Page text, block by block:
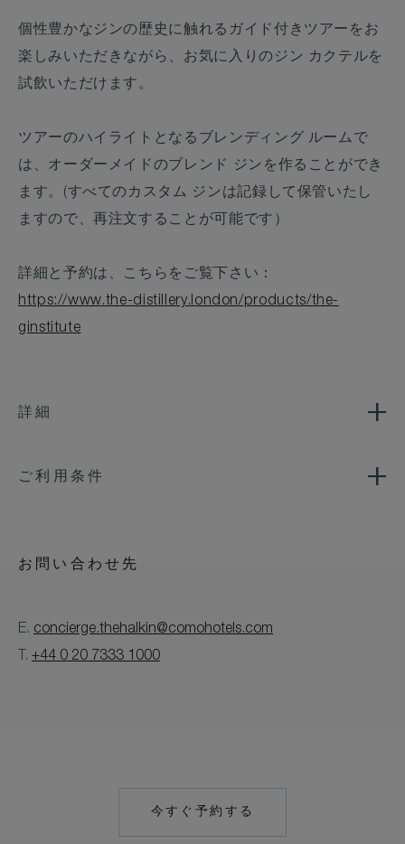
個性豊かなジンの歴史に触れるガイド付きツアーをお
楽しみいただきながら、お気に入りのジン カクテルを
試飲いただけます。
ツアーのハイライトとなるブレンディング ルームで
は、オーダーメイドのブレンド ジンを作ることができ
ます。(すべてのカスタム ジンは記録して保管いたし
ますので、再注文することが可能です）
詳細と予約は、こちらをご覧下さい：
https://www.the-distillery.london/products/the-
ginstitute
詳細
ご利用条件
お問い合わせ先
E. concierge.thehalkin@comohotels.com
T. +44 0 20 7333 1000
今すぐ予約する
MAILTO: